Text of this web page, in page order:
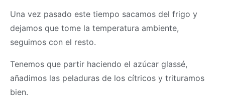
Una vez pasado este tiempo sacamos del frigo y
dejamos que tome la temperatura ambiente,
seguimos con el resto.
Tenemos que partir haciendo el azúcar glassé,
añadimos las peladuras de los cítricos y trituramos
bien.